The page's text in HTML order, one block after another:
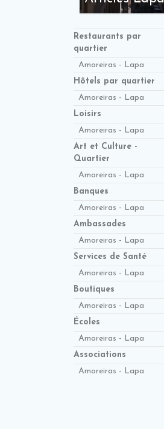
Restaurants par
quartier
Amoreiras - Lapa
Hôtels par quartier
Amoreiras - Lapa
Loisirs
Amoreiras - Lapa
Art et Culture -
Quartier
Amoreiras - Lapa
Banques
Amoreiras - Lapa
Ambassades
Amoreiras - Lapa
Services de Santé
Amoreiras - Lapa
Boutiques
Amoreiras - Lapa
Écoles
Amoreiras - Lapa
Associations
Amoreiras - Lapa